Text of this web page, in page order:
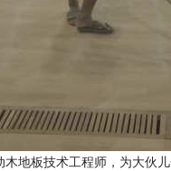
板技术工程师，为大伙